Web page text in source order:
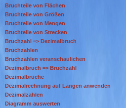
Bruchteile von Flächen
Bruchteile von Größen
Bruchteile von Mengen
Bruchteile von Strecken
Bruchzahl => Dezimalbruch
Bruchzahlen
Bruchzahlen veranschaulichen
Dezimalbruch => Bruchzahl
Dezimalbrüche
Dezimalrechnung auf Längen anwenden
Dezimalzahlen
Diagramm auswerten